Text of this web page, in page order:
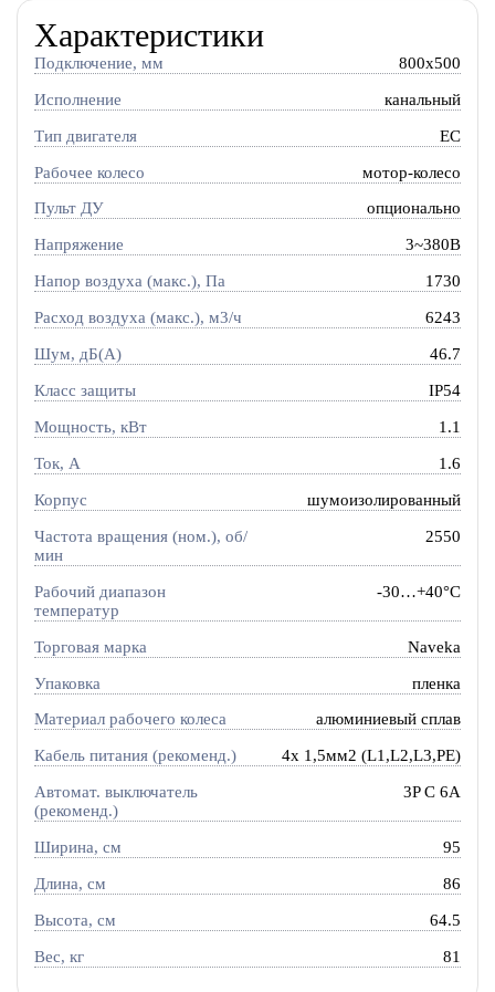
Характеристики
Подключение, мм 800x500
Исполнение канальный
Тип двигателя EC
Рабочее колесо мотор-колесо
Пульт ДУ опционально
Напряжение 3~380В
Напор воздуха (макс.), Па 1730
Расход воздуха (макс.), м3/ч 6243
Шум, дБ(А) 46.7
Класс защиты IP54
Мощность, кВт 1.1
Ток, A 1.6
Корпус шумоизолированный
Частота вращения (ном.), об/
мин
2550
Рабочий диапазон
температур
-30…+40°C
Торговая марка Naveka
Упаковка пленка
Материал рабочего колеса алюминиевый сплав
Кабель питания (рекоменд.) 4х 1,5мм2 (L1,L2,L3,PE)
Автомат. выключатель
(рекоменд.)
3P C 6A
Ширина, см 95
Длина, см 86
Высота, см 64.5
Вес, кг 81